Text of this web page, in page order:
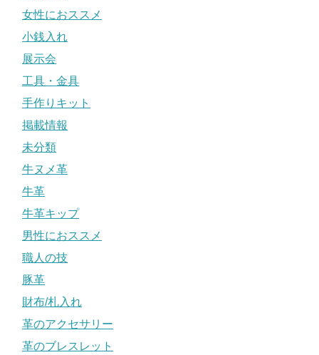
女性におススメ
小銭入れ
展示会
工具・金具
手作りキット
掲載情報
未分類
牛ヌメ革
牛革
牛革キップ
男性におススメ
職人の技
豚革
財布/札入れ
革のアクセサリー
革のブレスレット